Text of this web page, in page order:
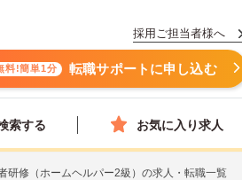
採用ご担当者様へ
料!簡単1分 転職サポートに申し込む
索する お気に入り求人
研修（ホームヘルパー2級）の求人・転職一覧